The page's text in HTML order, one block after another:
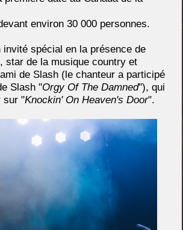
environ 30 000 personnes.
spécial en la présence de
, star de la musique country et
de Slash (le chanteur a participé
Slash "Orgy Of The Damned"), qui
sur "Knockin' On Heaven's Door".